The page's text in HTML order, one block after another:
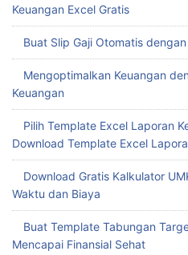
Keuangan Excel Gratis
Buat Slip Gaji Otomatis
Mengoptimalkan Keuangan
Keuangan
Pilih Template Excel Laporan
Download Template Excel
Download Gratis Kalkulator
Waktu dan Biaya
Buat Template Tabungan
Mencapai Finansial Sehat